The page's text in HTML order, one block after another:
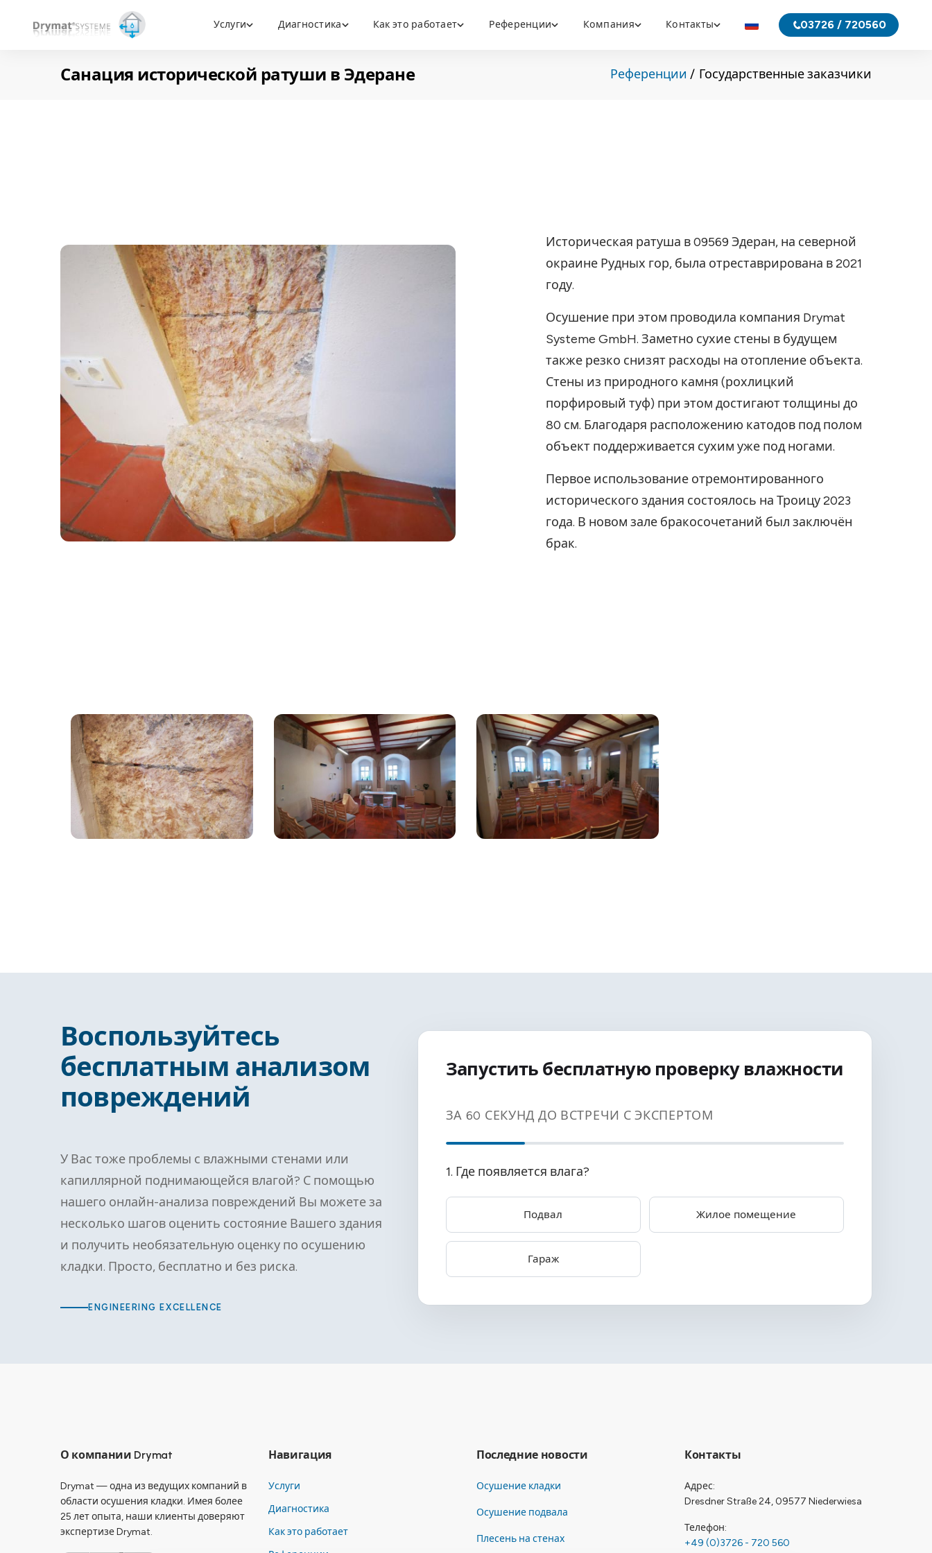
Услуги Диагностика Как это работает Референции Компания Контакты 03726 / 720560
Санация исторической ратуши в Эдеране Референции Государственные заказчики
Историческая ратуша в 09569 Эдеран, на северной
окраине Рудных гор, была отреставрирована в 2021
году.
Осушение при этом проводила компания Drymat
Systeme GmbH. Заметно сухие стены в будущем
также резко снизят расходы на отопление объекта.
Стены из природного камня (рохлицкий
порфировый туф) при этом достигают толщины до
80 см. Благодаря расположению катодов под полом
объект поддерживается сухим уже под ногами.
Первое использование отремонтированного
исторического здания состоялось на Троицу 2023
года. В новом зале бракосочетаний был заключён
брак.
Воспользуйтесь
бесплатным анализом
повреждений
У Вас тоже проблемы с влажными стенами или
капиллярной поднимающейся влагой? С помощью
нашего онлайн-анализа повреждений Вы можете за
несколько шагов оценить состояние Вашего здания
и получить необязательную оценку по осушению
кладки. Просто, бесплатно и без риска.
ENGINEERING EXCELLENCE
Запустить бесплатную проверку влажности
ЗА 60 СЕКУНД ДО ВСТРЕЧИ С ЭКСПЕРТОМ
1. Где появляется влага?
Подвал Жилое помещение
Гараж
О компании Drymat
Drymat — одна из ведущих компаний в
области осушения кладки. Имея более
25 лет опыта, наши клиенты доверяют
экспертизе Drymat.
Навигация
Услуги
Диагностика
Как это работает
Последние новости
Осушение кладки
Осушение подвала
Плесень на стенах
Контакты
Адрес
Dresdner Straße 24, 09577 Niederwiesa
Телефон
+49 (0)3726 - 720 560